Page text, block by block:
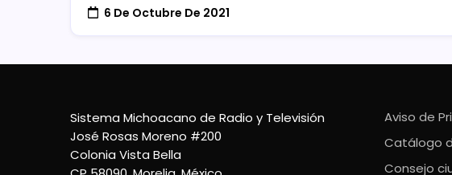
6 De Octubre De 2021
Sistema Michoacano de Radio y Televisión
José Rosas Moreno #200
Colonia Vista Bella
Aviso de
Catálogo
Consejo